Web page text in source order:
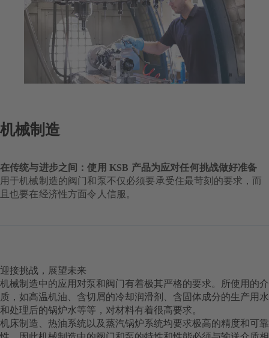
机械制造
在传统与进步之间：使用 KSB 产品为应对任何挑战做好准备
用于机械制造的阀门和泵不仅必须要承受住最苛刻的要求，而
且也要在经济性方面令人信服。
迎接挑战，展望未来
机械制造中的应用对泵和阀门有着极其严格的要求。所使用的介
质，如高温机油、含切屑的冷却润滑剂、含固体成分的生产用水
和处理后的锅炉水等等，对材料有着很高要求。
机床制造、热油系统以及蒸汽锅炉系统均要求极高的精度和可靠